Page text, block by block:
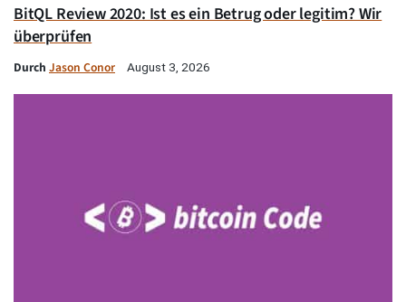
BitQL Review 2020: Ist es ein Betrug oder legitim? Wir
überprüfen
Durch Jason Conor August 3, 2026